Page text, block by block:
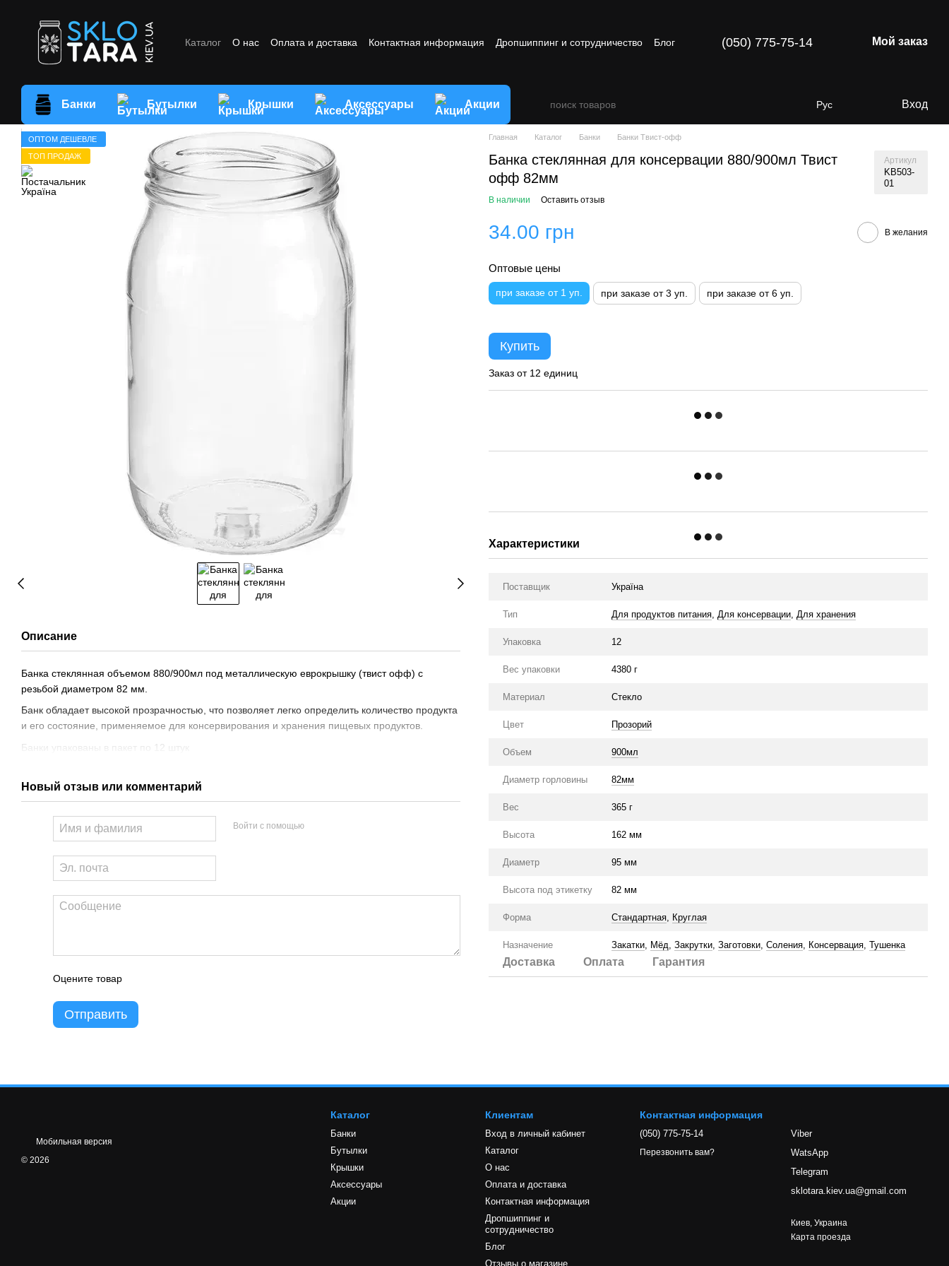
Каталог О нас Оплата и доставка Контактная информация Дропшиппинг и сотрудничество
Блог
(050) 775-75-14 Мой заказ
Банки Бутылки Крышки Аксессуары Акции Рус Вход
ОПТОМ ДЕШЕВЛЕ
ТОП ПРОДАЖ
Описание
Банка стеклянная объемом 880/900мл под металлическую еврокрышку (твист офф) с
резьбой диаметром 82 мм.
Банк обладает высокой прозрачностью, что позволяет легко определить количество продукта
и его состояние, применяемое для консервирования и хранения пищевых продуктов.
Банки упакованы в пакет по 12 штук
Новый отзыв или комментарий
Войти с помощью
Оцените товар
Отправить
Главная Каталог Банки Банки Твист-офф
Банка стеклянная для консервации 880/900мл Твист
офф 82мм
Артикул
KB503-
01
В наличии Оставить отзыв
34.00 грн В желания
Оптовые цены
при заказе от 1 уп. при заказе от 3 уп. при заказе от 6 уп.
Купить
Заказ от 12 единиц
Характеристики
Поставщик Україна
Тип Для продуктов питания, Для консервации, Для хранения
Упаковка 12
Вес упаковки 4380 г
Материал Стекло
Цвет Прозорий
Объем 900мл
Диаметр горловины 82мм
Вес 365 г
Высота 162 мм
Диаметр 95 мм
Высота под этикетку 82 мм
Форма Стандартная, Круглая
Назначение Закатки, Мёд, Закрутки, Заготовки, Соления, Консервация, Тушенка
Доставка Оплата Гарантия
Мобильная версия
© 2026
Каталог
Банки
Бутылки
Крышки
Аксессуары
Акции
Клиентам
Вход в личный кабинет
Каталог
О нас
Оплата и доставка
Контактная информация
Дропшиппинг и
сотрудничество
Блог
Отзывы о магазине
Контактная информация
(050) 775-75-14
Перезвонить вам?
Viber
WatsApp
Telegram
sklotara.kiev.ua@gmail.com
Киев, Украина
Карта проезда